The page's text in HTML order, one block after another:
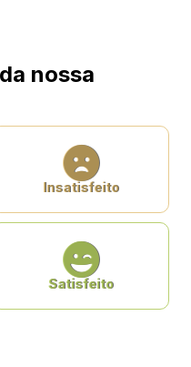
nossa
Insatisfeito
Satisfeito